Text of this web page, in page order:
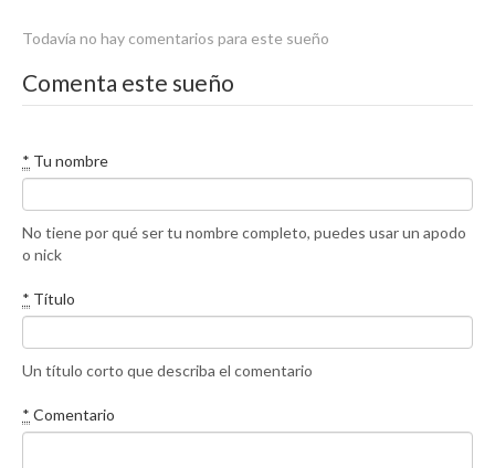
Todavía no hay comentarios para este sueño
Comenta este sueño
* Tu nombre
No tiene por qué ser tu nombre completo, puedes usar un apodo
o nick
* Título
Un título corto que describa el comentario
* Comentario